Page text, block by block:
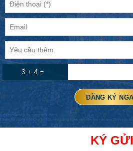
3 + 4 =
KÝ GỬI